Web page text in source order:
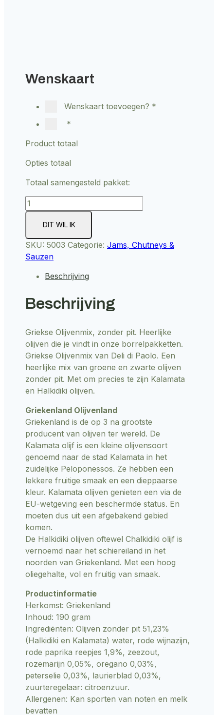
Wenskaart
Wenskaart toevoegen? *
*
Product totaal
Opties totaal
Totaal samengesteld pakket:
Griekse
olijvenmix
aantal
SKU: 5003 Categorie: Jams, Chutneys &
Sauzen
Beschrijving
Beschrijving
Griekse Olijvenmix, zonder pit. Heerlijke
olijven die je vindt in onze borrelpakketten.
Griekse Olijvenmix van Deli di Paolo. Een
heerlijke mix van groene en zwarte olijven
zonder pit. Met om precies te zijn Kalamata
en Halkidiki olijven.
Griekenland Olijvenland
Griekenland is de op 3 na grootste
producent van olijven ter wereld. De
Kalamata olijf is een kleine olijvensoort
genoemd naar de stad Kalamata in het
zuidelijke Peloponessos. Ze hebben een
lekkere fruitige smaak en een dieppaarse
kleur. Kalamata olijven genieten een via de
EU-wetgeving een beschermde status. En
moeten dus uit een afgebakend gebied
komen.
De Halkidiki olijven oftewel Chalkidiki olijf is
vernoemd naar het schiereiland in het
noorden van Griekenland. Met een hoog
oliegehalte, vol en fruitig van smaak.
Productinformatie
Herkomst: Griekenland
Inhoud: 190 gram
Ingrediënten: Olijven zonder pit 51,23%
(Halkidiki en Kalamata) water, rode wijnazijn,
rode paprika reepjes 1,9%, zeezout,
rozemarijn 0,05%, oregano 0,03%,
peterselie 0,03%, laurierblad 0,03%,
zuurteregelaar: citroenzuur.
Allergenen: Kan sporten van noten en melk
bevatten